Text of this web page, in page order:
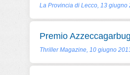
La Provincia di Lecco, 13 giugno
Premio
Thriller Magazine, 10 giugno